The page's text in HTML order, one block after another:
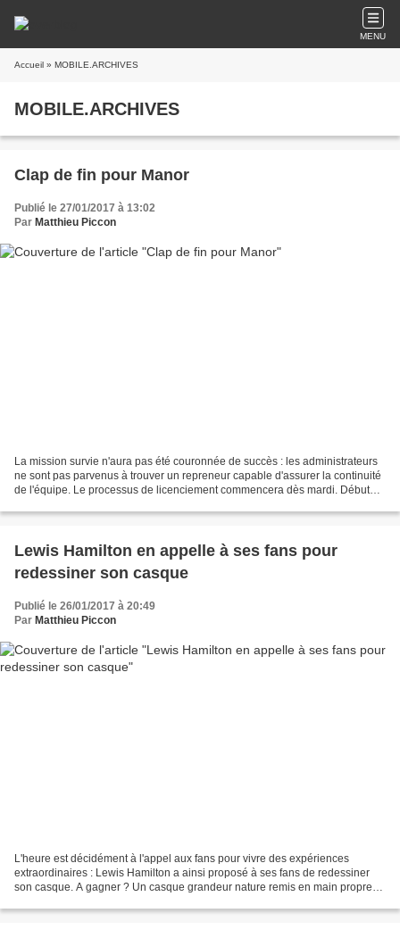
MENU
Accueil » MOBILE.ARCHIVES
MOBILE.ARCHIVES
Clap de fin pour Manor
Publié le 27/01/2017 à 13:02
Par Matthieu Piccon
La mission survie n'aura pas été couronnée de succès : les administrateurs
ne sont pas parvenus à trouver un repreneur capable d'assurer la continuité
de l'équipe. Le processus de licenciement commencera dès mardi. Début
Lewis Hamilton en appelle à ses fans pour
redessiner son casque
Publié le 26/01/2017 à 20:49
Par Matthieu Piccon
L'heure est décidément à l'appel aux fans pour vivre des expériences
extraordinaires : Lewis Hamilton a ainsi proposé à ses fans de redessiner
son casque. A gagner ? Un casque grandeur nature remis en main propre